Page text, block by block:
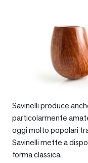
Savinelli produce
particolarmente
oggi molto popolari
Savinelli mette a
forma classica.